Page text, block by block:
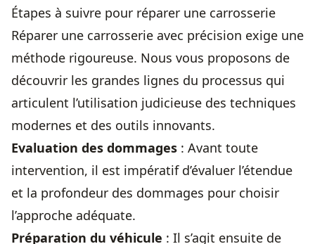
Étapes à suivre pour réparer une carrosserie
Réparer une carrosserie avec précision exige une
méthode rigoureuse. Nous vous proposons de
découvrir les grandes lignes du processus qui
articulent l’utilisation judicieuse des techniques
modernes et des outils innovants.
Evaluation des dommages : Avant toute
intervention, il est impératif d’évaluer l’étendue
et la profondeur des dommages pour choisir
l’approche adéquate.
Préparation du véhicule : Il s’agit ensuite de